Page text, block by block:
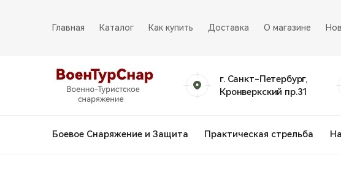
Главная Каталог Как купить Доставка О магазине
г. Санкт-Петербург,
Кронверкский пр.31
Боевое Снаряжение и Защита Практическая стрельба